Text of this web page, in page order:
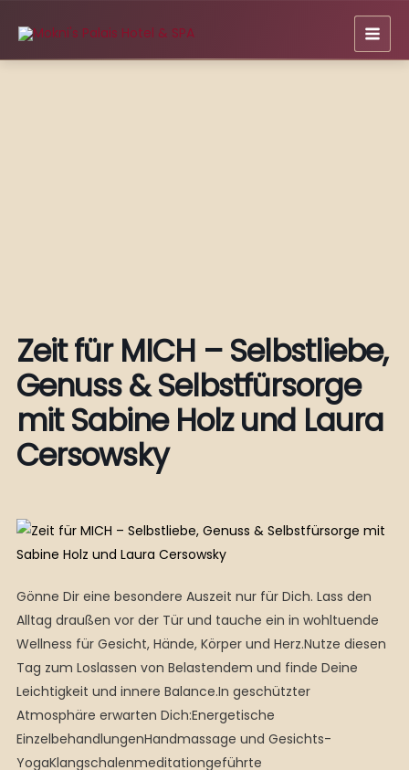
Inhalt
springen
Zeit für MICH – Selbstliebe,
Genuss & Selbstfürsorge
mit Sabine Holz und Laura
Cersowsky
Gönne Dir eine besondere Auszeit nur für Dich. Lass den
Alltag draußen vor der Tür und tauche ein in wohltuende
Wellness für Gesicht, Hände, Körper und Herz.Nutze diesen
Tag zum Loslassen von Belastendem und finde Deine
Leichtigkeit und innere Balance.In geschützter
Atmosphäre erwarten Dich:Energetische
EinzelbehandlungenHandmassage und Gesichts-
YogaKlangschalenmeditationgeführte